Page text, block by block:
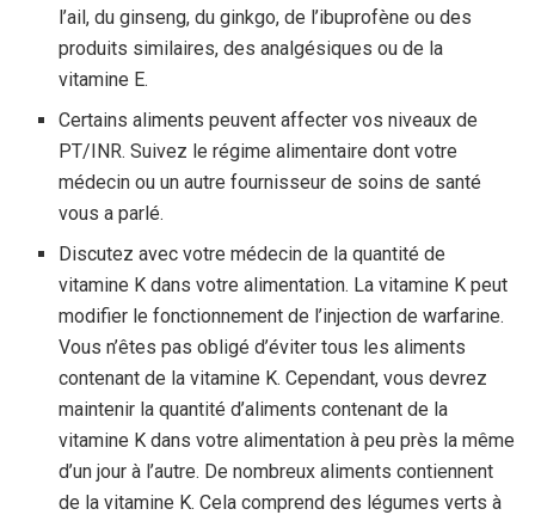
l’ail, du ginseng, du ginkgo, de l’ibuprofène ou des
produits similaires, des analgésiques ou de la
vitamine E.
Certains aliments peuvent affecter vos niveaux de
PT/INR. Suivez le régime alimentaire dont votre
médecin ou un autre fournisseur de soins de santé
vous a parlé.
Discutez avec votre médecin de la quantité de
vitamine K dans votre alimentation. La vitamine K peut
modifier le fonctionnement de l’injection de warfarine.
Vous n’êtes pas obligé d’éviter tous les aliments
contenant de la vitamine K. Cependant, vous devrez
maintenir la quantité d’aliments contenant de la
vitamine K dans votre alimentation à peu près la même
d’un jour à l’autre. De nombreux aliments contiennent
de la vitamine K. Cela comprend des légumes verts à